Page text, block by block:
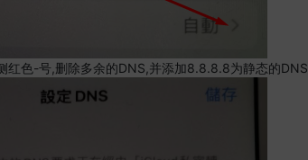
红色-号,删除多余的DNS,并添加8.8.8.8为静态的DNS